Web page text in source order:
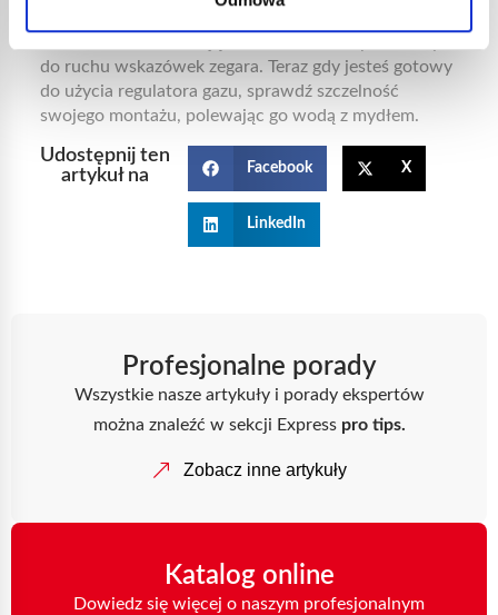
do ruchu wskazówek zegara. Teraz gdy jesteś gotowy
do użycia regulatora gazu, sprawdź szczelność
swojego montażu, polewając go wodą z mydłem.
Udostępnij ten
artykuł na
Facebook X
LinkedIn
Profesjonalne porady
Wszystkie nasze artykuły i porady ekspertów
można znaleźć w sekcji Express pro tips.
Zobacz inne artykuły
Katalog online
Dowiedz się więcej o naszym profesjonalnym